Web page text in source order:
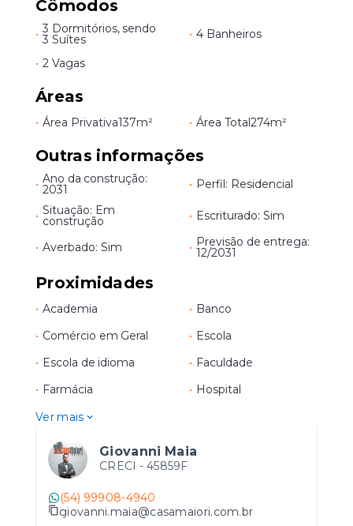
Cômodos
• 3 Dormitórios, sendo
3 Suítes • 4 Banheiros
• 2 Vagas
Áreas
• Área Privativa137m² • Área Total274m²
Outras informações
• Ano da construção:
2031 • Perfil: Residencial
• Situação: Em
construção • Escriturado: Sim
• Averbado: Sim • Previsão de entrega:
12/2031
Proximidades
• Academia • Banco
• Comércio em Geral • Escola
• Escola de idioma • Faculdade
• Farmácia • Hospital
Ver mais
Giovanni Maia
CRECI - 45859F
(54) 99908-4940
giovanni.maia@casamaiori.com.br